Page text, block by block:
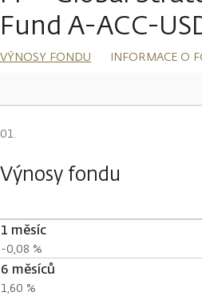
Fund A-ACC-
VÝNOSY FONDU INFORMACE O
Výnosy fondu
1 měsíc
-0,08 %
6 měsíců
1,60 %